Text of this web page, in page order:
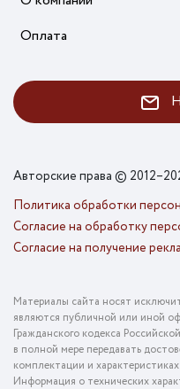
Оплата
Авторские права ©
Политика обработки
Согласие на обработку
Согласие на получение
Материалы сайта носят
являются публичной или иной
Гражданского кодекса
в полной мере передавать
комплектации и
Информация о технических